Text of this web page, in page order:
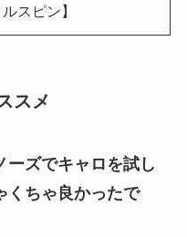
スピン】
スメ
ーズでキャロを試し
くちゃ良かったで